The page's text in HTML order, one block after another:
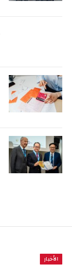
الأخبار